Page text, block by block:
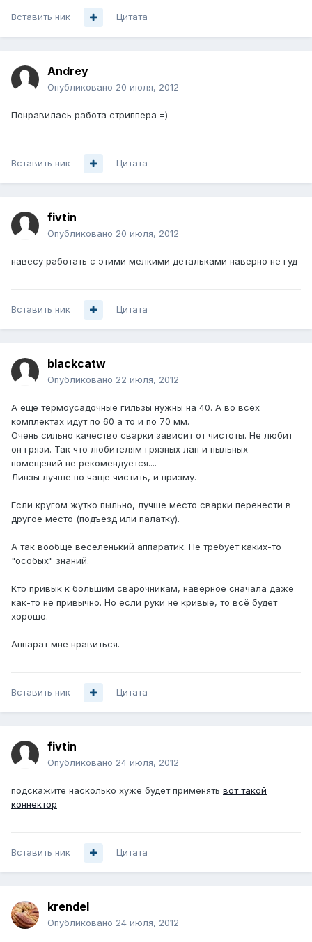
Вставить ник Цитата
Аndrey
Опубликовано 20 июля, 2012
Понравилась работа стриппера =)
Вставить ник Цитата
fivtin
Опубликовано 20 июля, 2012
навесу работать с этими мелкими детальками наверно не гуд
Вставить ник Цитата
blackcatw
Опубликовано 22 июля, 2012
А ещё термоусадочные гильзы нужны на 40. А во всех
комплектах идут по 60 а то и по 70 мм.
Очень сильно качество сварки зависит от чистоты. Не любит
он грязи. Так что любителям грязных лап и пыльных
помещений не рекомендуется....
Линзы лучше по чаще чистить, и призму.
Если кругом жутко пыльно, лучше место сварки перенести в
другое место (подъезд или палатку).
А так вообще весёленький аппаратик. Не требует каких-то
"особых" знаний.
Кто привык к большим сварочникам, наверное сначала даже
как-то не привычно. Но если руки не кривые, то всё будет
хорошо.
Аппарат мне нравиться.
Вставить ник Цитата
fivtin
Опубликовано 24 июля, 2012
подскажите насколько хуже будет применять вот такой
коннектор
Вставить ник Цитата
krendel
Опубликовано 24 июля, 2012